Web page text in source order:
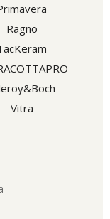
Ragno
Vitra